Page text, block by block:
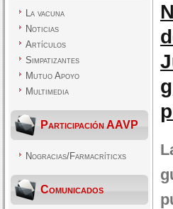
La vacuna
Noticias
Artículos
Simpatizantes
Mutuo Apoyo
Multimedia
Participación AAVP
Nogracias/Farmacríticxs
Comunicados